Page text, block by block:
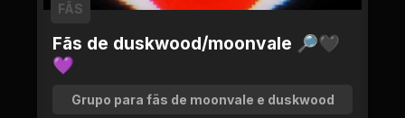
Fãs de duskwood/moonvale 🔎🖤
💜
FÃS
Grupo para fãs de moonvale e duskwood